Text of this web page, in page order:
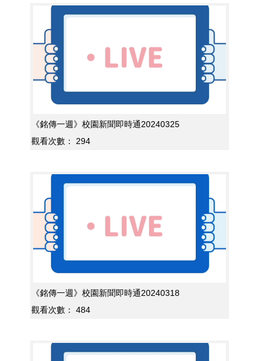
《銘傳一週》校園新聞即時通20240325
觀看次數：
294
《銘傳一週》校園新聞即時通20240318
觀看次數：
484